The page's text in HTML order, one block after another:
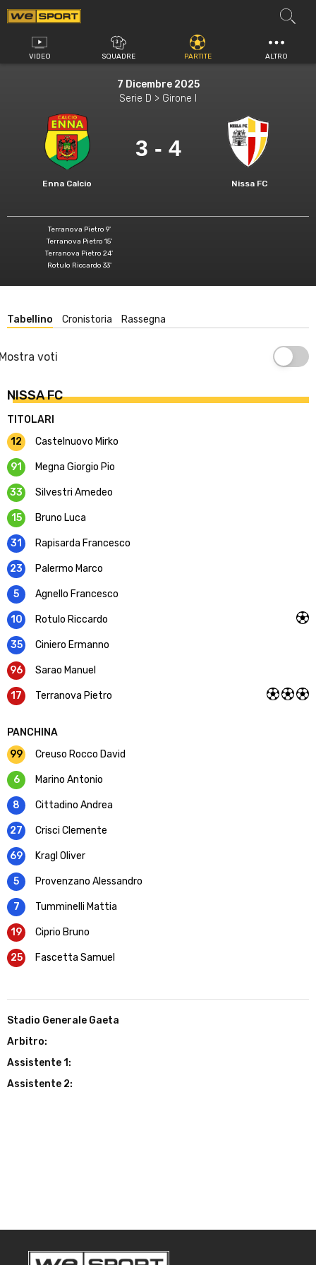
Vai
al
contenuto
VIDEO SQUADRE PARTITE ALTRO
7 Dicembre 2025
Serie D > Girone I
Enna Calcio
3 - 4
Nissa FC
Terranova Pietro 9'
Terranova Pietro 15'
Terranova Pietro 24'
Rotulo Riccardo 33'
Tabellino Cronistoria Rassegna
voti
NISSA FC
TITOLARI
12
Castelnuovo Mirko
91 Megna Giorgio Pio
33 Silvestri Amedeo
15 Bruno Luca
31 Rapisarda Francesco
23 Palermo Marco
5 Agnello Francesco
10 Rotulo Riccardo
35 Ciniero Ermanno
96 Sarao Manuel
17 Terranova Pietro
PANCHINA
99
Creuso Rocco David
6 Marino Antonio
8 Cittadino Andrea
27 Crisci Clemente
69 Kragl Oliver
5 Provenzano Alessandro
7 Tumminelli Mattia
19 Ciprio Bruno
25 Fascetta Samuel
Stadio Generale Gaeta
Arbitro:
Assistente 1:
Assistente 2: